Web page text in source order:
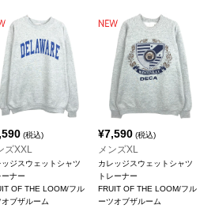
(税込)
ズXXL
ッジスウェットシャツ
ーナー
OF THE LOOM/フル
オブザルーム
¥7,590 (税込)
メンズXL
カレッジスウェットシャツ
トレーナー
FRUIT OF THE LOOM/フル
ーツオブザルーム